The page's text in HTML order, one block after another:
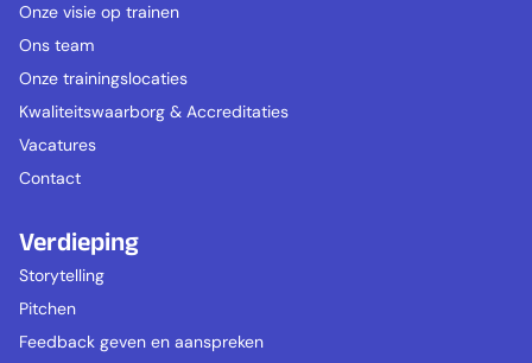
Onze visie op trainen
Ons team
Onze trainingslocaties
Kwaliteitswaarborg & Accreditaties
Vacatures
Contact
Verdieping
Storytelling
Pitchen
Feedback geven en aanspreken